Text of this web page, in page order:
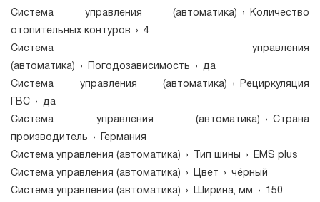
Система управления (автоматика) ›
Количество
отопительных контуров
›
4
Система управления
(автоматика)
› Погодозависимость ›
да
Система управления (автоматика)
›
Рециркуляция
ГВС
›
да
Система управления (автоматика)
›
Страна
производитель
›
Германия
Система управления (автоматика)
› Тип шины ›
EMS plus
Система управления (автоматика)
› Цвет ›
чёрный
Система управления (автоматика)
› Ширина, мм › 150